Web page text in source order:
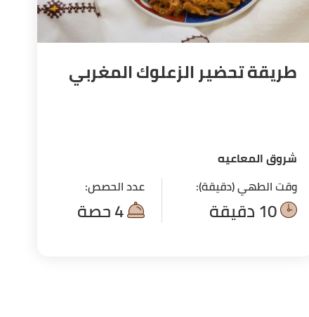
طريقة تحضير الزعلوك المغربي
شروق المعاعيه
وقت الطهي (دقيقة):
10 دقيقة
عدد الحصص:
4 حصة